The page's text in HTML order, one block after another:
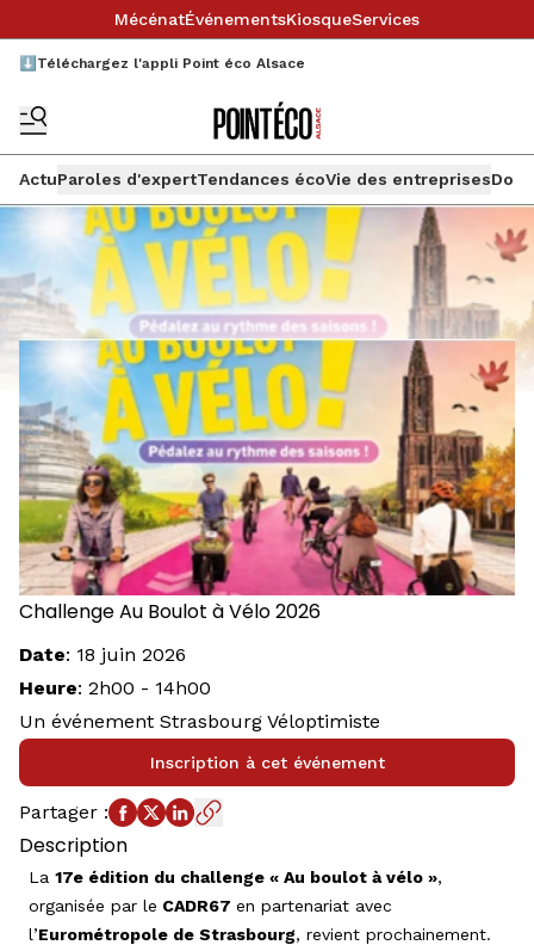
MécénatÉvénementsKiosqueServices
⬇️Téléchargez l'appli Point éco Alsace
ActuParoles d'expertTendances écoVie des entreprises
Challenge Au Boulot à Vélo 2026
Date: 18 juin 2026
Heure: 2h00 - 14h00
Un événement Strasbourg Véloptimiste
Inscription à cet événement
Partager :
Description
La 17e édition du challenge « Au boulot à vélo »,
organisée par le CADR67 en partenariat avec
l’Eurométropole de Strasbourg, revient prochainement.